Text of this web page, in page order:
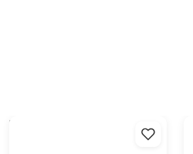
Popisovač UNI POSCA PC-1MR